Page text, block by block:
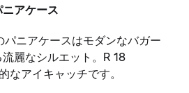
アケース
ニアケースはモダンなバガー
麗なシルエット。R 18
なアイキャッチです。